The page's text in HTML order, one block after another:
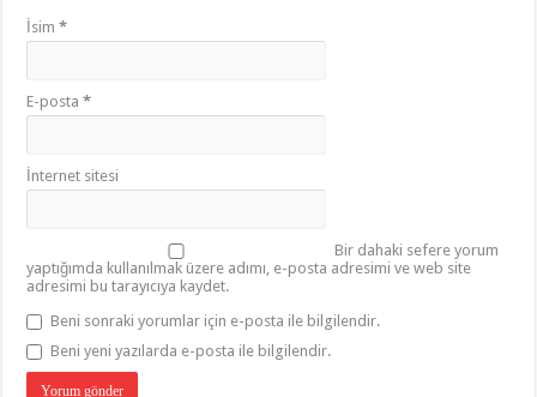
İsim*
E-posta*
İnternet sitesi
Bir dahaki sefere yorum
yaptığımda kullanılmak üzere adımı, e-posta adresimi ve web site
adresimi bu tarayıcıya kaydet.
Beni sonraki yorumlar için e-posta ile bilgilendir.
Beni yeni yazılarda e-posta ile bilgilendir.